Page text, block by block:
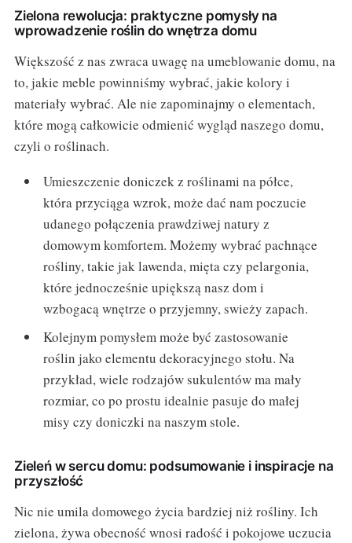
Zielona rewolucja: praktyczne pomysły na
wprowadzenie roślin do wnętrza domu
Większość z nas zwraca uwagę na umeblowanie domu, na
to, jakie meble powinniśmy wybrać, jakie kolory i
materiały wybrać. Ale nie zapominajmy o elementach,
które mogą całkowicie odmienić wygląd naszego domu,
czyli o roślinach.
Umieszczenie doniczek z roślinami na półce,
która przyciąga wzrok, może dać nam poczucie
udanego połączenia prawdziwej natury z
domowym komfortem. Możemy wybrać pachnące
rośliny, takie jak lawenda, mięta czy pelargonia,
które jednocześnie upiększą nasz dom i
wzbogacą wnętrze o przyjemny, swieży zapach.
Kolejnym pomysłem może być zastosowanie
roślin jako elementu dekoracyjnego stołu. Na
przykład, wiele rodzajów sukulentów ma mały
rozmiar, co po prostu idealnie pasuje do małej
misy czy doniczki na naszym stole.
Zieleń w sercu domu: podsumowanie i inspiracje na
przyszłość
Nic nie umila domowego życia bardziej niż rośliny. Ich
zielona, żywa obecność wnosi radość i pokojowe uczucia